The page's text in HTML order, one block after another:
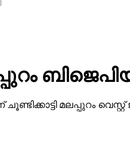
ചൂണ്ടിക്കാട്ടി